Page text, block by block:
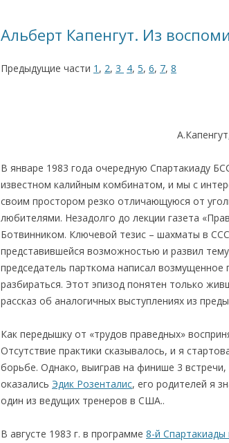
КАЛИНКОВИЧАХ
ОЗАРИЧИ
Альберт Капенгут. Из
Предыдущие части 1 , 2, 3 4, 5, 6, 7, 8
В январе 1983 года очередную Спартакиаду
известном калийным комбинатом, и мы с
своим простором резко отличающуюся от
любителями. Незадолго до лекции газета
Ботвинником. Ключевой тезис – шахматы в
представившейся возможностью и развил
председатель парткома написал
разбираться. Этот эпизод понятен только
рассказ об аналогичных выступлениях из
Как передышку от «трудов праведных»
Отсутствие практики сказывалось, и я
борьбе. Однако, выиграв на финише 3
оказались Эдик Розенталис, его родителей я
один из ведущих тренеров в США..
В августе 1983 г. в программе 8-й